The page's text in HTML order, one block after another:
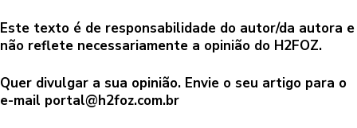
Este texto é de responsabilidade do autor/da autora e
não reflete necessariamente a opinião do H2FOZ.
Quer divulgar a sua opinião. Envie o seu artigo para o
e-mail portal@h2foz.com.br